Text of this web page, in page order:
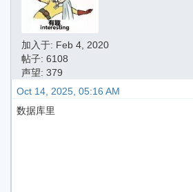
加入于: Feb 4, 2020
帖子: 6108
声望: 379
Oct 14, 2025, 05:16 AM
数据库里